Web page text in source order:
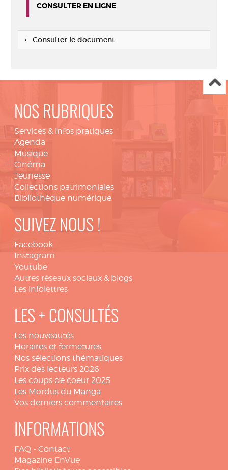
CONSULTER EN LIGNE
Consulter le document
NOS RUBRIQUES
Services & infos pratiques
Agenda
Musique
Cinéma
Jeunesse
Collections patrimoniales
Bibliothèque numérique
SUIVEZ NOUS !
Facebook
Instagram
Youtube
Autres réseaux sociaux & blogs
Les infolettres
LES + CONSULTÉS
Les nouveautés
Horaires et fermetures
Nos sélections thématiques
Prix des lecteurs 2026
Les coups de coeur 2025
Les Mordus du Manga
Vos derniers commentaires
INFORMATIONS
FAQ - Contact
Magazine EnVue